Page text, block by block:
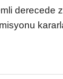
derecede